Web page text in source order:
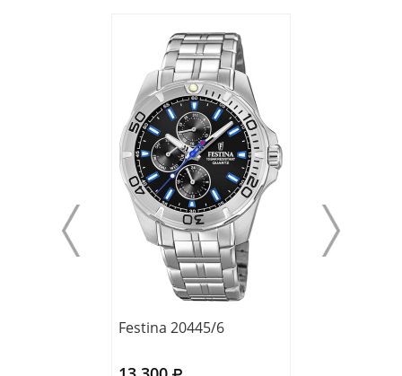
Festinа 20445/6